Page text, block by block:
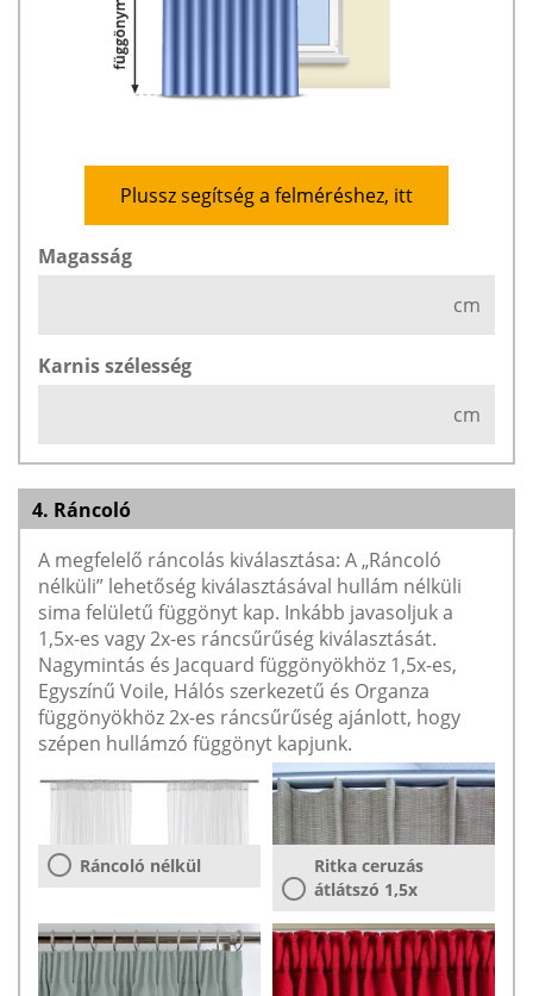
Plussz segítség a felméréshez, itt
Magasság
cm
Karnis szélesség
cm
4. Ráncoló
A megfelelő ráncolás kiválasztása: A „Ráncoló
nélküli” lehetőség kiválasztásával hullám nélküli
sima felületű függönyt kap. Inkább javasoljuk a
1,5x-es vagy 2x-es ráncsűrűség kiválasztását.
Nagymintás és Jacquard függönyökhöz 1,5x-es,
Egyszínű Voile, Hálós szerkezetű és Organza
függönyökhöz 2x-es ráncsűrűség ajánlott, hogy
szépen hullámzó függönyt kapjunk.
Ráncoló nélkül
Ritka ceruzás
átlátszó 1,5x